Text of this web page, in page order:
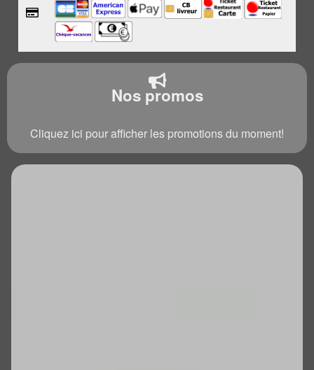
Nos promos
Cliquez ici pour afficher les promotions du moment!